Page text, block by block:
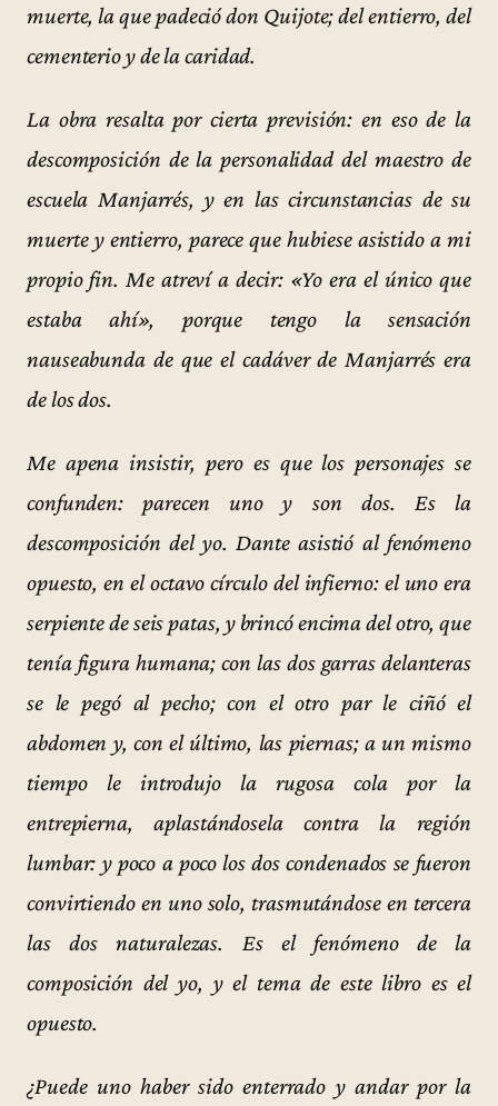
muerte, la que padeció don Quijote; del entierro, del
cementerio y de la caridad.
La obra resalta por cierta previsión: en eso de la
descomposición de la personalidad del maestro de
escuela Manjarrés, y en las circunstancias de su
muerte y entierro, parece que hubiese asistido a mi
propio fin. Me atreví a decir: «Yo era el único que
estaba ahí», porque tengo la sensación
nauseabunda de que el cadáver de Manjarrés era
de los dos.
Me apena insistir, pero es que los personajes se
confunden: parecen uno y son dos. Es la
descomposición del yo. Dante asistió al fenómeno
opuesto, en el octavo círculo del infierno: el uno era
serpiente de seis patas, y brincó encima del otro, que
tenía figura humana; con las dos garras delanteras
se le pegó al pecho; con el otro par le ciñó el
abdomen y, con el último, las piernas; a un mismo
tiempo le introdujo la rugosa cola por la
entrepierna, aplastándosela contra la región
lumbar: y poco a poco los dos condenados se fueron
convirtiendo en uno solo, trasmutándose en tercera
las dos naturalezas. Es el fenómeno de la
composición del yo, y el tema de este libro es el
opuesto.
¿Puede uno haber sido enterrado y andar por la